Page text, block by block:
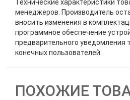
Технические характеристики
менеджеров. Производитель
вносить изменения в
программное обеспечение
предварительного уведомления
конечных пользователей.
ПОХОЖИЕ